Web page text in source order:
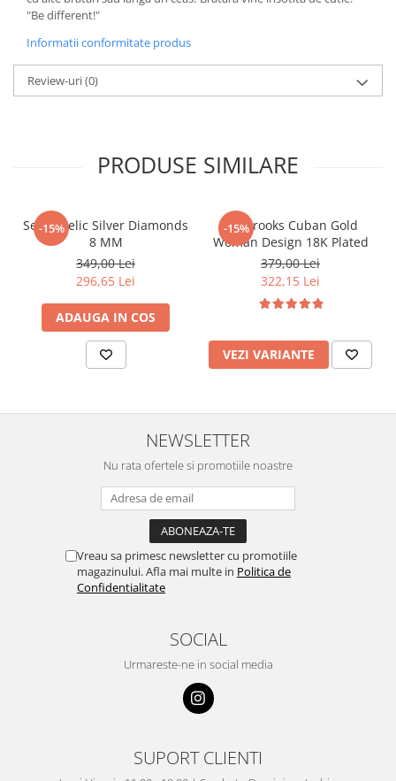
"Be different!"
Informatii conformitate produs
Review-uri(0)
PRODUSE SIMILARE
-15%
Set Angelic Silver Diamonds
8 MM
349,00 Lei
296,65 Lei
ADAUGA IN COS
-15%
Set Brooks Cuban Gold
Woman Design 18K Plated
379,00 Lei
322,15 Lei
VEZI VARIANTE
NEWSLETTER
Nu rata ofertele si promotiile noastre
Vreau sa primesc newsletter cu promotiile
magazinului. Afla mai multe in Politica de
Confidentialitate
SOCIAL
Urmareste-ne in social media
SUPORT CLIENTI